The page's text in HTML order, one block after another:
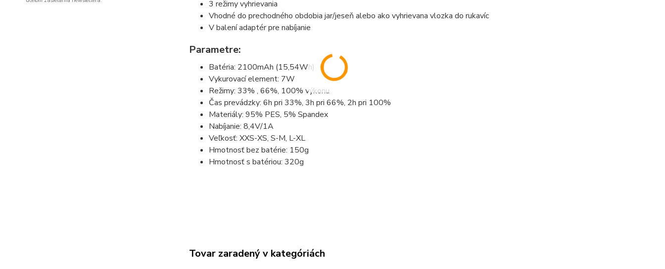
3 režimy vyhrievania
Vhodné do prechodného obdobia jar/jeseň alebo ako vyhrievana vlozka do rukavíc
V balení adaptér pre nabíjanie
Parametre:
Batéria: 2100mAh (15,54Wh)
Vykurovací element: 7W
Režimy: 33% , 66%, 100% výkonu
Čas prevádzky: 6h pri 33%, 3h pri 66%, 2h pri 100%
Materiály: 95% PES, 5% Spandex
Nabíjanie: 8,4V/1A
Veľkosť: XXS-XS, S-M, L-XL
Hmotnosť bez batérie: 150g
Hmotnosť s batériou: 320g
Tovar zaradený v kategóriách